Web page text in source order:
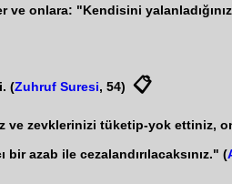
onlara: "Kendisini
(Zuhruf Suresi, 54) 📋
zevklerinizi tüketip-yok ettiniz,
azab ile cezalandırılacaksınız." (